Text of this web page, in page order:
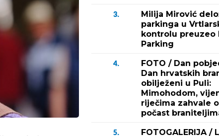
3.
Milija Mirović
parkinga u
kontrolu preuzeo
Parking
4.
FOTO / Dan
Dan hrvatskih
obilježeni u Puli:
Mimohodom,
riječima zahvale
počast
5.
FOTOGALERIJA /